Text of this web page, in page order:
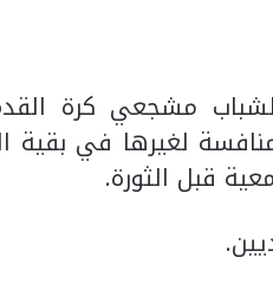
مشجعي كرة
لغيرها في بقية
قبل الثورة.